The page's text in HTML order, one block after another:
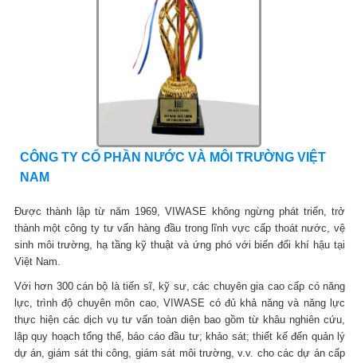
CÔNG TY CỔ PHẦN NƯỚC VÀ MÔI TRƯỜNG VIỆT
NAM
Được thành lập từ năm 1969, VIWASE không ngừng phát triển, trở
thành một công ty tư vấn hàng đầu trong lĩnh vực cấp thoát nước, vệ
sinh môi trường, hạ tầng kỹ thuật và ứng phó với biến đổi khí hậu tại
Việt Nam.
Với hơn 300 cán bộ là tiến sĩ, kỹ sư, các chuyên gia cao cấp có năng
lực, trình độ chuyên môn cao, VIWASE có đủ khả năng và năng lực
thực hiện các dịch vụ tư vấn toàn diện bao gồm từ khâu nghiên cứu,
lập quy hoạch tổng thể, báo cáo đầu tư; khảo sát; thiết kế đến quản lý
dự án, giám sát thi công, giám sát môi trường, v.v. cho các dự án cấp